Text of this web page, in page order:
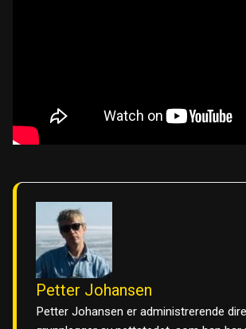
Petter Johansen
Petter Johansen er administrerende